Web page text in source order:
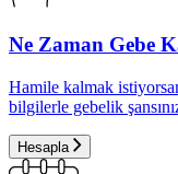
Ne Zaman Gebe
Hamile kalmak
bilgilerle gebelik
Hesapla